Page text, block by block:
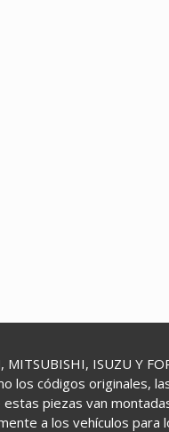
MITSUBISHI, ISUZU Y
los códigos originales,
piezas van
a los vehículos para